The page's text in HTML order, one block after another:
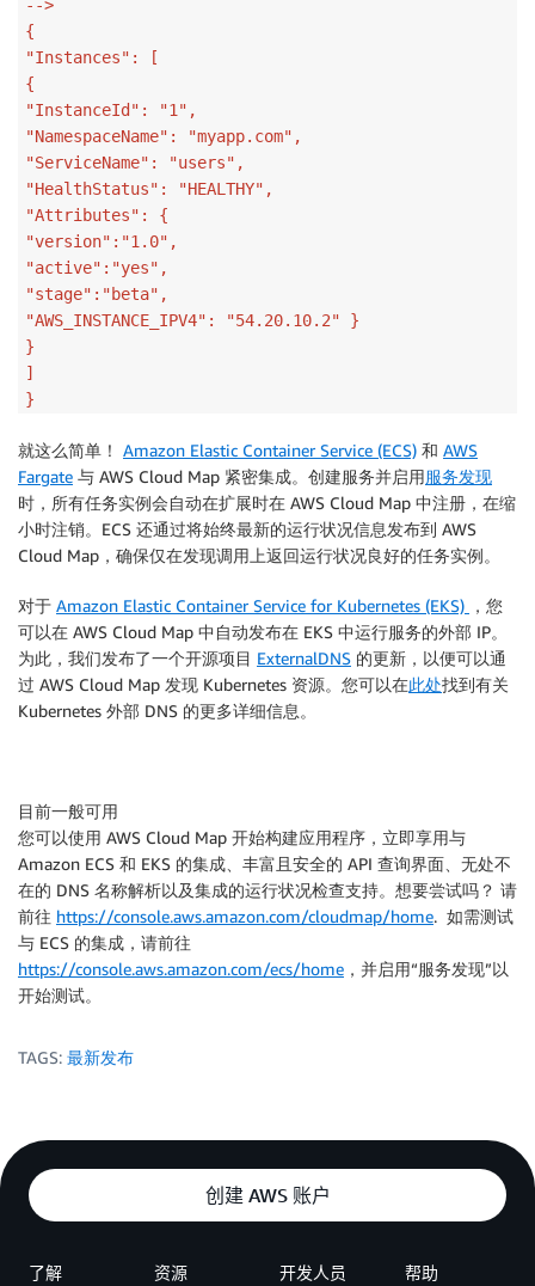
-->
{
"Instances": [
{
"InstanceId": "1",
"NamespaceName": "myapp.com",
"ServiceName": "users",
"HealthStatus": "HEALTHY",
"Attributes": {
"version":"1.0",
"active":"yes",
"stage":"beta",
"AWS_INSTANCE_IPV4": "54.20.10.2" }
}
]
}
就这么简单！ Amazon Elastic Container Service (ECS) 和 AWS
Fargate 与 AWS Cloud Map 紧密集成。创建服务并启用服务发现
时，所有任务实例会自动在扩展时在 AWS Cloud Map 中注册，在缩
小时注销。ECS 还通过将始终最新的运行状况信息发布到 AWS
Cloud Map，确保仅在发现调用上返回运行状况良好的任务实例。
对于 Amazon Elastic Container Service for Kubernetes (EKS) ，您
可以在 AWS Cloud Map 中自动发布在 EKS 中运行服务的外部 IP。
为此，我们发布了一个开源项目 ExternalDNS 的更新，以便可以通
过 AWS Cloud Map 发现 Kubernetes 资源。您可以在此处找到有关
Kubernetes 外部 DNS 的更多详细信息。
目前一般可用
您可以使用 AWS Cloud Map 开始构建应用程序，立即享用与
Amazon ECS 和 EKS 的集成、丰富且安全的 API 查询界面、无处不
在的 DNS 名称解析以及集成的运行状况检查支持。想要尝试吗？ 请
前往 https://console.aws.amazon.com/cloudmap/home. 如需测试
与 ECS 的集成，请前往
https://console.aws.amazon.com/ecs/home ，并启用“服务发现”以
开始测试。
TAGS: 最新发布
创建 AWS 账户
了解 资源 开发人员 帮助